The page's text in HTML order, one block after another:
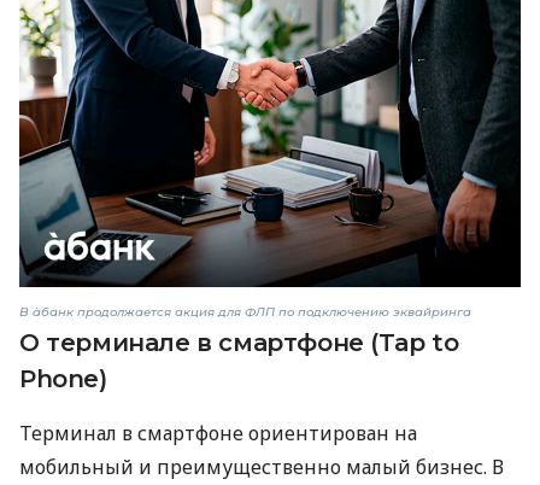
В àбанк продолжается акция для ФЛП по подключению эквайринга
О терминале в смартфоне (Tap to
Phone)
Терминал в смартфоне ориентирован на
мобильный и преимущественно малый бизнес. В